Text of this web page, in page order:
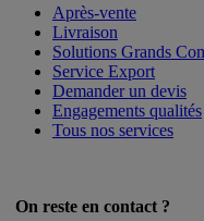
Après-vente
Livraison
Solutions Grands
Service Export
Demander un devis
Engagements qualités
Tous nos services
On reste en contact ?